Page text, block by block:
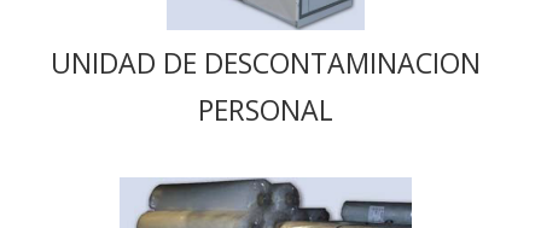
UNIDAD DE DESCONTAMINACION
PERSONAL